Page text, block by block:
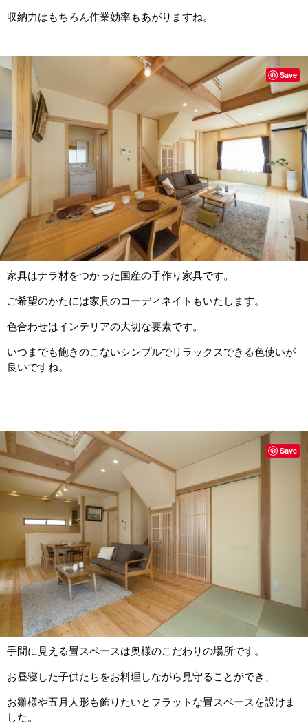
収納力はもちろん作業効率もあがりますね。
家具はナラ材をつかった国産の手作り家具です。
ご希望のかたには家具のコーディネイトもいたします。
色合わせはインテリアの大切な要素です。
いつまでも飽きのこないシンプルでリラックスできる色使いが
良いですね。
Save
手間に見える畳スペースは奥様のこだわりの場所です。
お昼寝した子供たちをお料理しながら見守ることができ、
お雛様や五月人形も飾りたいとフラットな畳スペースを設けま
した。
Save